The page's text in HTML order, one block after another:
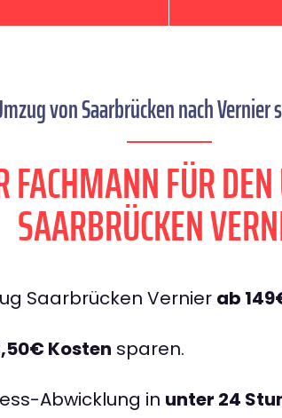
von Saarbrücken nach Vernier
FACHMANN FÜR
SAARBRÜCKEN
Saarbrücken Vernier ab
Kosten sparen.
Abwicklung in unter 24